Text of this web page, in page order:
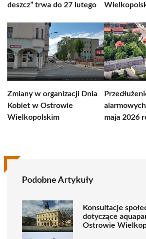
deszcz” trwa do 27 lutego
Zmiany w organizacji Dnia
Kobiet w Ostrowie
Wielkopolskim
maja 2026
Podobne Artykuły
Konsultacje
dotyczące
Ostrowie